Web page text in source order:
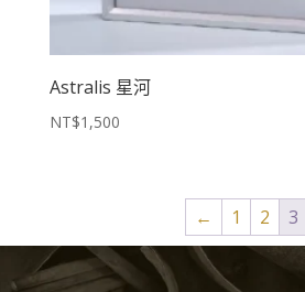
Astralis 星河
NT$1,500
← 1 2 3